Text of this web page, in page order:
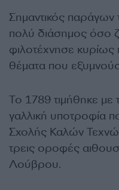
Σημαντικός παράγων
πολύ διάσημος όσο
φιλοτέχνησε κυρίως
θέματα που
Το 1789 τιμήθηκε
γαλλική υποτροφία
Σχολής Καλών
τρεις οροφές
Λούβρου.